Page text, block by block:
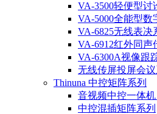
VA-3500轻便型讨
VA-5000全能型数
VA-6825无线表决
VA-6912红外同声
VA-6300A视像跟
无线传屏投屏会
Thinuna 中控矩阵系列
音视频中控一体机
中控混插矩阵系列